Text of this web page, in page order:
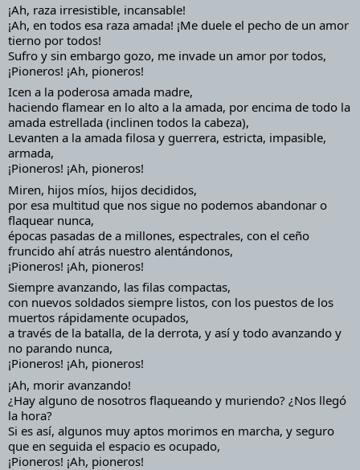
¡Ah, raza irresistible, incansable!
¡Ah, en todos esa raza amada! ¡Me duele el pecho de un amor
tierno por todos!
Sufro y sin embargo gozo, me invade un amor por todos,
¡Pioneros! ¡Ah, pioneros!
Icen a la poderosa amada madre,
haciendo flamear en lo alto a la amada, por encima de todo la
amada estrellada (inclinen todos la cabeza),
Levanten a la amada filosa y guerrera, estricta, impasible,
armada,
¡Pioneros! ¡Ah, pioneros!
Miren, hijos míos, hijos decididos,
por esa multitud que nos sigue no podemos abandonar o
flaquear nunca,
épocas pasadas de a millones, espectrales, con el ceño
fruncido ahí atrás nuestro alentándonos,
¡Pioneros! ¡Ah, pioneros!
Siempre avanzando, las filas compactas,
con nuevos soldados siempre listos, con los puestos de los
muertos rápidamente ocupados,
a través de la batalla, de la derrota, y así y todo avanzando y
no parando nunca,
¡Pioneros! ¡Ah, pioneros!
¡Ah, morir avanzando!
¿Hay alguno de nosotros flaqueando y muriendo? ¿Nos llegó
la hora?
Si es así, algunos muy aptos morimos en marcha, y seguro
que en seguida el espacio es ocupado,
¡Pioneros! ¡Ah, pioneros!